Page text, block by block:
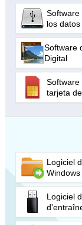
los
Software
Digital
Software
tarjeta
Logiciel
Windows
Logiciel